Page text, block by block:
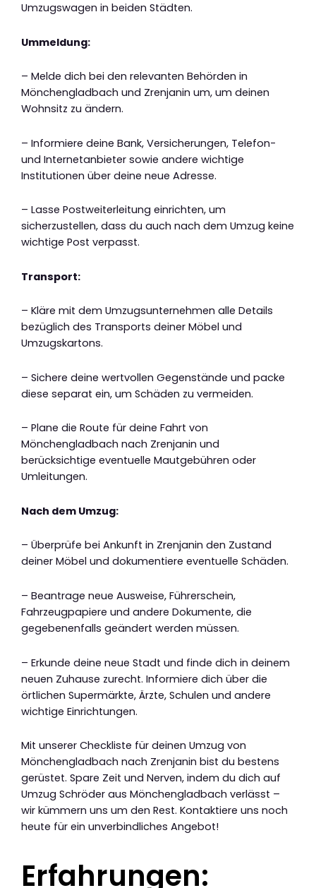
Umzugswagen in beiden Städten.
Ummeldung:
– Melde dich bei den relevanten Behörden in
Mönchengladbach und Zrenjanin um, um deinen
Wohnsitz zu ändern.
– Informiere deine Bank, Versicherungen, Telefon-
und Internetanbieter sowie andere wichtige
Institutionen über deine neue Adresse.
– Lasse Postweiterleitung einrichten, um
sicherzustellen, dass du auch nach dem Umzug keine
wichtige Post verpasst.
Transport:
– Kläre mit dem Umzugsunternehmen alle Details
bezüglich des Transports deiner Möbel und
Umzugskartons.
– Sichere deine wertvollen Gegenstände und packe
diese separat ein, um Schäden zu vermeiden.
– Plane die Route für deine Fahrt von
Mönchengladbach nach Zrenjanin und
berücksichtige eventuelle Mautgebühren oder
Umleitungen.
Nach dem Umzug:
– Überprüfe bei Ankunft in Zrenjanin den Zustand
deiner Möbel und dokumentiere eventuelle Schäden.
– Beantrage neue Ausweise, Führerschein,
Fahrzeugpapiere und andere Dokumente, die
gegebenenfalls geändert werden müssen.
– Erkunde deine neue Stadt und finde dich in deinem
neuen Zuhause zurecht. Informiere dich über die
örtlichen Supermärkte, Ärzte, Schulen und andere
wichtige Einrichtungen.
Mit unserer Checkliste für deinen Umzug von
Mönchengladbach nach Zrenjanin bist du bestens
gerüstet. Spare Zeit und Nerven, indem du dich auf
Umzug Schröder aus Mönchengladbach verlässt –
wir kümmern uns um den Rest. Kontaktiere uns noch
heute für ein unverbindliches Angebot!
Erfahrungen: